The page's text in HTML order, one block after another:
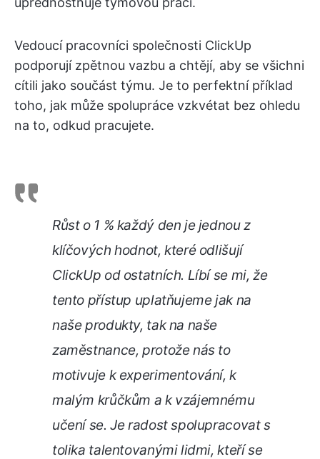
Vedoucí pracovníci společnosti ClickUp
podporují zpětnou vazbu a chtějí, aby se všichni
cítili jako součást týmu. Je to perfektní příklad
toho, jak může spolupráce vzkvétat bez ohledu
na to, odkud pracujete.
Růst o 1 % každý den je jednou z
klíčových hodnot, které odlišují
ClickUp od ostatních. Líbí se mi, že
tento přístup uplatňujeme jak na
naše produkty, tak na naše
zaměstnance, protože nás to
motivuje k experimentování, k
malým krůčkům a k vzájemnému
učení se. Je radost spolupracovat s
tolika talentovanými lidmi, kteří se